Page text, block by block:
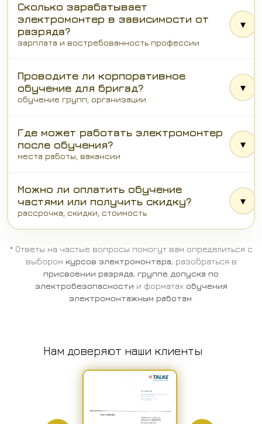
Сколько зарабатывает
электромонтер в зависимости от
разряда?
зарплата и востребованность профессии
▾
Проводите ли корпоративное
обучение для бригад?
обучение групп, организации
▾
Где может работать электромонтер
после обучения?
места работы, вакансии
▾
Можно ли оплатить обучение
частями или получить скидку?
рассрочка, скидки, стоимость
▾
* Ответы на частые вопросы помогут вам определиться с
выбором курсов электромонтера, разобраться в
присвоении разряда, группе допуска по
электробезопасности и форматах обучения
электромонтажным работам
Нам доверяют наши клиенты